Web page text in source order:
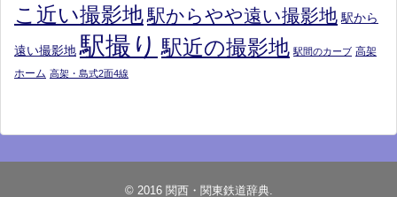
こ近い撮影地駅からやや遠い撮影地 駅から
遠い撮影地 駅撮り 駅近の撮影地 駅間のカーブ 高架
ホーム 高架・島式2面4線
© 2016 関西・関東鉄道辞典.